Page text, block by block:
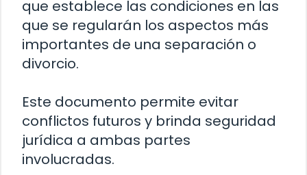
que establece las condiciones en las
que se regularán los aspectos más
importantes de una separación o
divorcio.
Este documento permite evitar
conflictos futuros y brinda seguridad
jurídica a ambas partes
involucradas.